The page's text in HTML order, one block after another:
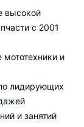
высокой
с 2001
и
лидирующих
и занятий